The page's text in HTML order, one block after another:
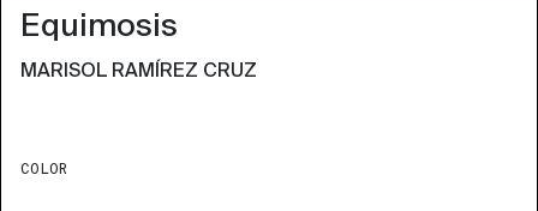
Equimosis
MARISOL RAMÍREZ CRUZ
COLOR